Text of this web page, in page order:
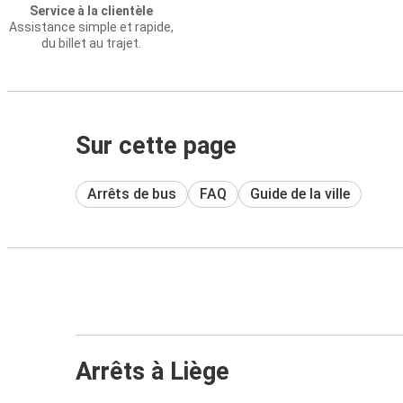
Service à la clientèle
Assistance simple et rapide,
du billet au trajet.
Sur cette page
Arrêts de bus FAQ Guide de la ville
Arrêts à Liège